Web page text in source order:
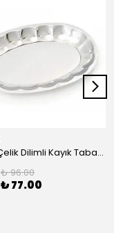
Abant Çelik Dilimli Kayık Tabak No:2 ; 16,5x24,5 cm.
₺ 96.00
₺ 77.00